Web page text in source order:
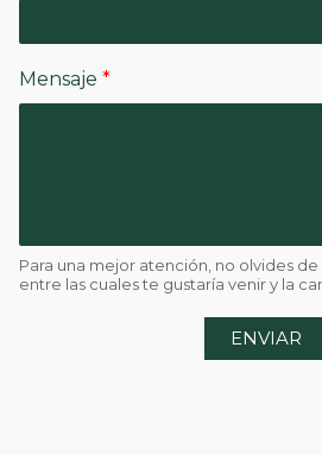
Mensaje *
Para una mejor atención, no olvides
entre las cuales te gustaría venir y la
ENVIAR